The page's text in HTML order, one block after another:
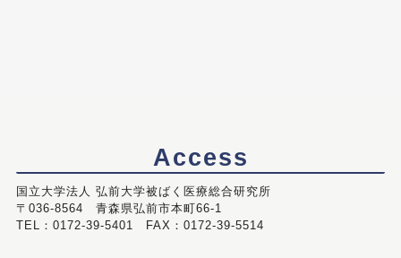
Access
国立大学法人 弘前大学被ばく医療総合研究所
〒036-8564 青森県弘前市本町66-1
TEL：0172-39-5401 FAX：0172-39-5514